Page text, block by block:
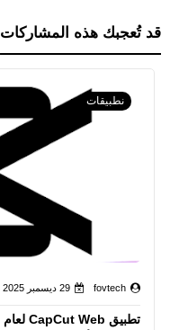
قد تُعجبك هذه المشاركات
نطبيقات
fovtech 29 ديسمبر 2025